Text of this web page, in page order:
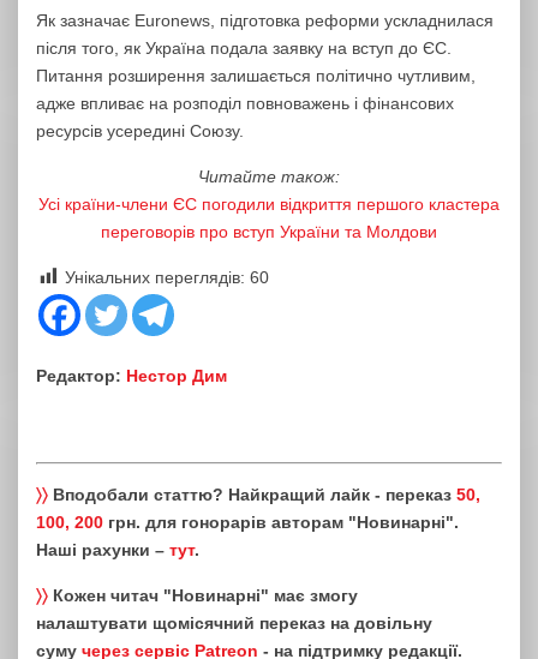
Як зазначає Euronews, підготовка реформи ускладнилася
після того, як Україна подала заявку на вступ до ЄС.
Питання розширення залишається політично чутливим,
адже впливає на розподіл повноважень і фінансових
ресурсів усередині Союзу.
Читайте також:
Усі країни-члени ЄС погодили відкриття першого кластера
переговорів про вступ України та Молдови
Унікальних переглядів: 60
Редактор: Нестор Дим
〉〉 Вподобали статтю? Найкращий лайк - переказ 50,
100, 200 грн. для гонорарів авторам "Новинарні".
Наші рахунки – тут.
〉〉 Кожен читач "Новинарні" має змогу
налаштувати щомісячний переказ на довільну
суму через сервіс Patreon - на підтримку редакції.